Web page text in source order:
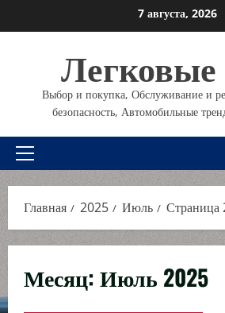
к
7 августа, 2026
Легковые
Выбор и покупка, Обслуживание и
безопасность, Автомобильные
Основное
меню
Главная 2025 Июль Страница
Месяц:Июль 2025